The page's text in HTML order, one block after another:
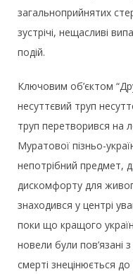
загальноприйнятих
зустрічі, нещасливі
подій.
Ключовим об’єктом
несуттєвий труп
труп перетворився на
Муратової пізньо-
непотрібний предмет,
дискомфорту для
знаходився у центрі
поки що кращого
новели були пов’язані
смерті знецінюється